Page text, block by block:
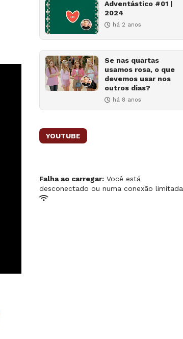
Adventástico #01 |
2024
há 2 anos
Se nas quartas
usamos rosa, o que
devemos usar nos
outros dias?
há 8 anos
YOUTUBE
Falha ao carregar: Você está
desconectado ou numa conexão limitada